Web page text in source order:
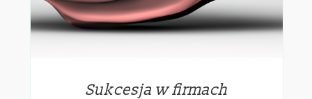
Sukcesja w firmach